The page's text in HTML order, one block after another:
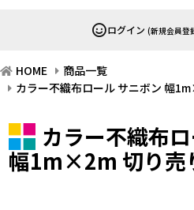
ログイン (新規会員登
HOME
商品一覧
カラー不織布ロール サニボン 幅
カラー不織布
幅1m×2m 切り売